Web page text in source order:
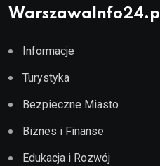
WarszawaInfo24.pl
Informacje
Turystyka
Bezpieczne Miasto
Biznes i Finanse
Edukacja i Rozwój